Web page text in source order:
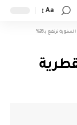
Aa
ترتفع بـ 28%